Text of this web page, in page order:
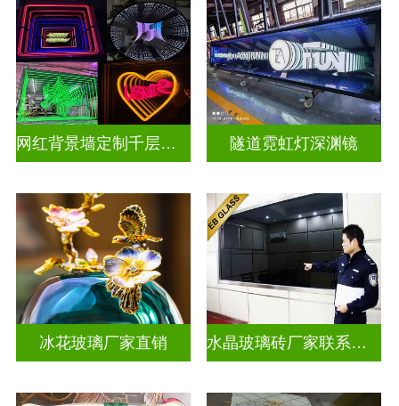
网红背景墙定制千层镜深渊镜 隧道霓虹灯深渊镜
冰花玻璃厂家直销 水晶玻璃砖厂家联系方式